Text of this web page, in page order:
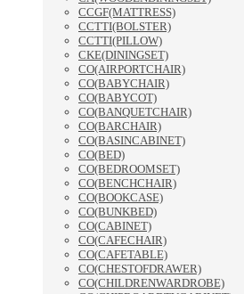
CCGF(MATTRESS)
CCTTI(BOLSTER)
CCTTI(PILLOW)
CKE(DININGSET)
CO(AIRPORTCHAIR)
CO(BABYCHAIR)
CO(BABYCOT)
CO(BANQUETCHAIR)
CO(BARCHAIR)
CO(BASINCABINET)
CO(BED)
CO(BEDROOMSET)
CO(BENCHCHAIR)
CO(BOOKCASE)
CO(BUNKBED)
CO(CABINET)
CO(CAFECHAIR)
CO(CAFETABLE)
CO(CHESTOFDRAWER)
CO(CHILDRENWARDROBE)